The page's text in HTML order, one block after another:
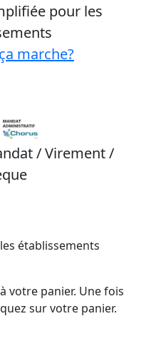
pour les
marche?
/ Virement /
établissements
votre panier. Une fois
sur votre panier.